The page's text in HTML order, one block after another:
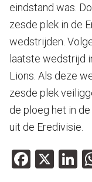
eindstand was.
zesde plek in de
wedstrijden.
laatste wedstrijd
Lions. Als deze
zesde plek
de ploeg het in
uit de Eredivisie.
X